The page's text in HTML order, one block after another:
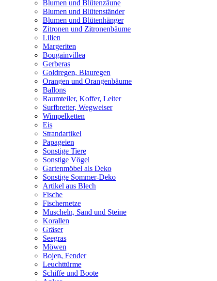
Blumen und Blütenzäune
Blumen und Blütenständer
Blumen und Blütenhänger
Zitronen und Zitronenbäume
Lilien
Margeriten
Bougainvillea
Gerberas
Goldregen, Blauregen
Orangen und Orangenbäume
Ballons
Raumteiler, Koffer, Leiter
Surfbretter, Wegweiser
Wimpelketten
Eis
Strandartikel
Papageien
Sonstige Tiere
Sonstige Vögel
Gartenmöbel als Deko
Sonstige Sommer-Deko
Artikel aus Blech
Fische
Fischernetze
Muscheln, Sand und Steine
Korallen
Gräser
Seegras
Möwen
Bojen, Fender
Leuchttürme
Schiffe und Boote